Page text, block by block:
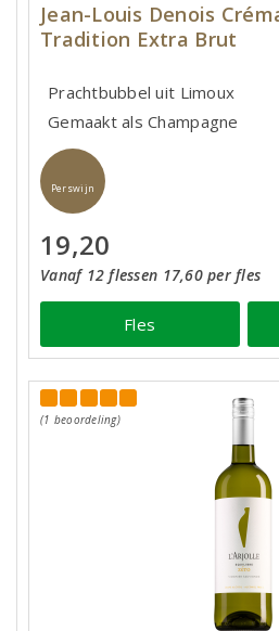
Jean-Louis Denois
Tradition Extra Brut
Prachtbubbel uit Limoux
Gemaakt als Champagne
Perswijn
19,20
Vanaf 12 flessen 17,60 per fles
Fles
(1 beoordeling)